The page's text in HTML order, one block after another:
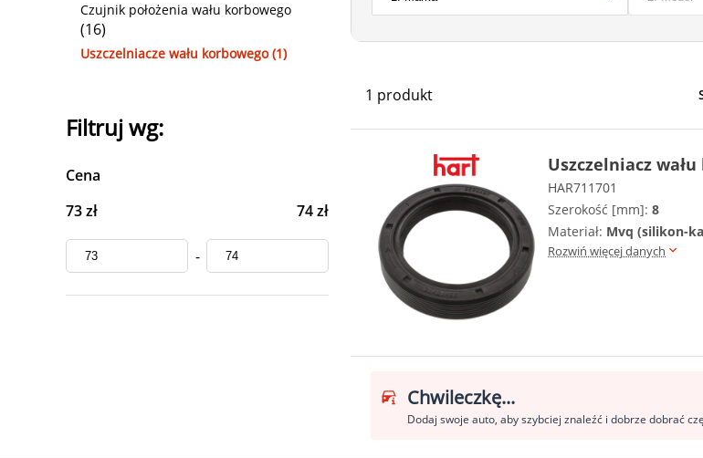
Czujnik położenia wału korbowego
(16)
Uszczelniacze wału korbowego (1)
Filtruj wg:
Cena
73 zł
74 zł
-
1 produkt
Uszczelniacz wału
HAR711701
Szerokość [mm]: 8
Materiał: Mvq (silikon-
Rozwiń więcej danych
Chwileczkę...
Dodaj swoje auto, aby szybciej znaleźć i dobrze dobrać